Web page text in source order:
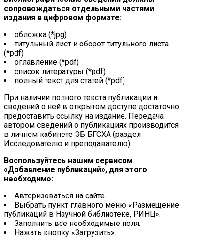
сопровождаться отдельными частями
издания в цифровом формате:
обложка (*jpg)
титульный лист и оборот титульного листа
(*pdf)
оглавление (*pdf)
список литературы (*pdf)
полный текст для статей (*pdf)
При наличии полного текста публикации и
сведений о ней в открытом доступе достаточно
предоставить ссылку на издание. Передача
автором сведений о публикациях производится
в личном кабинете ЭБ БГСХА (раздел
Исследователю и преподавателю).
Воспользуйтесь нашим сервисом
«Добавление публикаций», для этого
необходимо:
Авторизоваться на сайте.
Выбрать пункт главного меню «Размещение
публикаций в Научной библиотеке, РИНЦ».
Заполнить все необходимые поля.
Нажать кнопку «Загрузить».